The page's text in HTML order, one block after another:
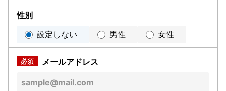
性別
設定しない
男性 女性
メールアドレス